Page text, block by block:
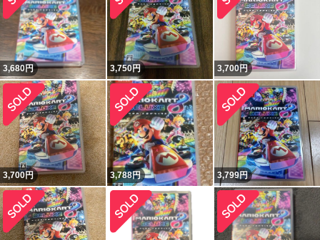
3,680円 3,750円 3,700円
3,700円 3,788円 3,799円